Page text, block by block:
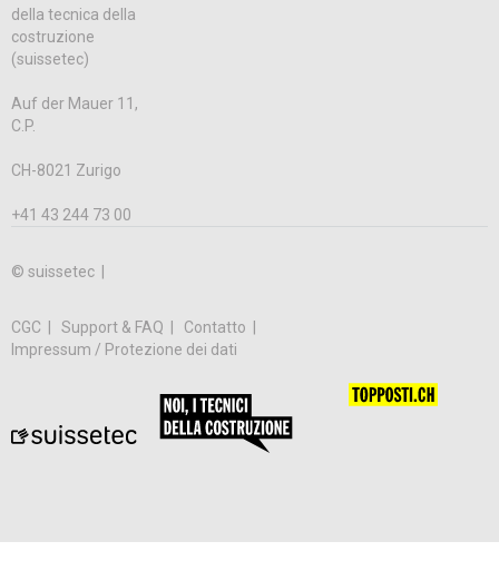
della tecnica della
costruzione
(suissetec)
Auf der Mauer 11,
C.P.
CH-8021 Zurigo
+41 43 244 73 00
© suissetec |
CGC Support & FAQ
Contatto
Impressum / Protezione dei dati